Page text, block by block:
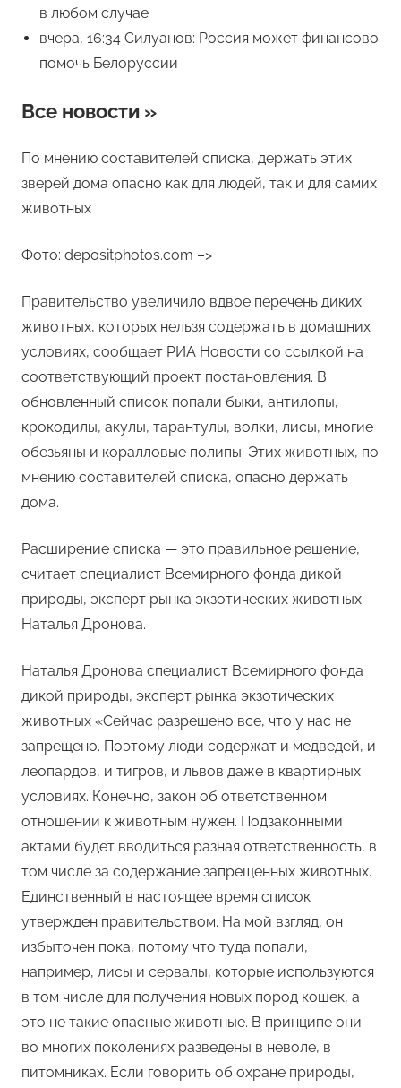
в любом случае
вчера, 16:34 Силуанов: Россия может финансово
помочь Белоруссии
Все новости »
По мнению составителей списка, держать этих
зверей дома опасно как для людей, так и для самих
животных
Фото: depositphotos.com –>
Правительство увеличило вдвое перечень диких
животных, которых нельзя содержать в домашних
условиях, сообщает РИА Новости со ссылкой на
соответствующий проект постановления. В
обновленный список попали быки, антилопы,
крокодилы, акулы, тарантулы, волки, лисы, многие
обезьяны и коралловые полипы. Этих животных, по
мнению составителей списка, опасно держать
дома.
Расширение списка — это правильное решение,
считает специалист Всемирного фонда дикой
природы, эксперт рынка экзотических животных
Наталья Дронова.
Наталья Дронова специалист Всемирного фонда
дикой природы, эксперт рынка экзотических
животных «Сейчас разрешено все, что у нас не
запрещено. Поэтому люди содержат и медведей, и
леопардов, и тигров, и львов даже в квартирных
условиях. Конечно, закон об ответственном
отношении к животным нужен. Подзаконными
актами будет вводиться разная ответственность, в
том числе за содержание запрещенных животных.
Единственный в настоящее время список
утвержден правительством. На мой взгляд, он
избыточен пока, потому что туда попали,
например, лисы и сервалы, которые используются
в том числе для получения новых пород кошек, а
это не такие опасные животные. В принципе они
во многих поколениях разведены в неволе, в
питомниках. Если говорить об охране природы,